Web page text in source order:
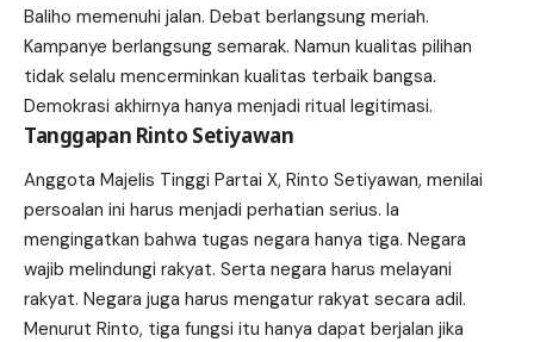
Baliho memenuhi jalan. Debat berlangsung meriah.
Kampanye berlangsung semarak. Namun kualitas pilihan
tidak selalu mencerminkan kualitas terbaik bangsa.
Demokrasi akhirnya hanya menjadi ritual legitimasi.
Tanggapan Rinto Setiyawan
Anggota Majelis Tinggi Partai X, Rinto Setiyawan, menilai
persoalan ini harus menjadi perhatian serius. Ia
mengingatkan bahwa tugas negara hanya tiga. Negara
wajib melindungi rakyat. Serta negara harus melayani
rakyat. Negara juga harus mengatur rakyat secara adil.
Menurut Rinto, tiga fungsi itu hanya dapat berjalan jika